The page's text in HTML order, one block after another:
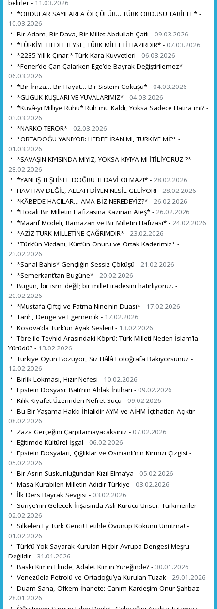
belirler - 11.03.2026
*ORDULAR SAYILARLA ÖLÇÜLÜR… TÜRK ORDUSU TARİHLE* -
10.03.2026
Bir Adam, Bir Dava, Bir Millet Abdullah Çatlı - 09.03.2026
*TÜRKİYE HEDEFTEYSE, TÜRK MİLLETİ HAZIRDIR* - 07.03.2026
*2235 Yıllık Çınar:* Türk Kara Kuvvetleri - 06.03.2026
*Fener’de Çan Çalarken Ege’de Bayrak Değiştirilemez* -
06.03.2026
*Bir İmza… Bir Hayat… Bir Sistem Çöküşü* - 04.03.2026
*GUGUK KUŞLARI VE YUVALARIMIZ* - 04.03.2026
*Kuvâ-yi Milliye Ruhu* Ruh mu Kaldı, Yoksa Sadece Hatıra mı? -
03.03.2026
*NARKO-TERÖR* - 02.03.2026
*ORTADOĞU YANIYOR: HEDEF İRAN MI, TÜRKİYE Mİ?* -
01.03.2026
*SAVAŞIN KIYISINDA MIYIZ, YOKSA KIYIYA MI İTİLİYORUZ ?* -
28.02.2026
*YANLIŞ TEŞHİSLE DOĞRU TEDAVİ OLMAZ!* - 28.02.2026
HAV HAV DEĞİL, ALLAH DİYEN NESİL GELİYOR! - 28.02.2026
*KÂBE’DE HACILAR… AMA BİZ NEREDEYİZ?* - 26.02.2026
*Hocalı Bir Milletin Hafızasına Kazınan Ateş* - 26.02.2026
*Maarif Modeli, Ramazan ve Bir Milletin Hafızası* - 24.02.2026
*AZİZ TÜRK MİLLETİNE ÇAĞRIMDIR* - 23.02.2026
*Türk’ün Vicdanı, Kürt’ün Onuru ve Ortak Kaderimiz* -
23.02.2026
*Sanal Bahis* Gençliğin Sessiz Çöküşü - 21.02.2026
*Semerkant’tan Bugüne* - 20.02.2026
Bugün, bir ismi değil; bir millet iradesini hatırlıyoruz. -
20.02.2026
*Mustafa Çiftçi ve Fatma Nine’nin Duası* - 17.02.2026
Tarih, Denge ve Egemenlik - 17.02.2026
Kosova’da Türk’ün Ayak Sesleri! - 13.02.2026
Töre ile Tevhid Arasındaki Köprü: Türk Milleti Neden İslam’la
Yürüdü? - 13.02.2026
Türkiye Oyun Bozuyor, Siz Hâlâ Fotoğrafa Bakıyorsunuz -
12.02.2026
Birlik Lokması, Hızır Nefesi - 10.02.2026
Epstein Dosyası: Batı’nın Ahlak İntiharı - 09.02.2026
Kılık Kıyafet Üzerinden Nefret Suçu - 09.02.2026
Bu Bir Yaşama Hakkı İhlalidir AYM ve AİHM İçtihatları Açıktır -
08.02.2026
Zaza Gerçeğini Çarpıtamayacaksınız - 07.02.2026
Eğitimde Kültürel İşgal - 06.02.2026
Epstein Dosyaları, Çığlıklar ve Osmanlı’nın Kırmızı Çizgisi -
05.02.2026
Bir Asrın Suskunluğundan Kızıl Elma’ya - 05.02.2026
Masa Kurabilen Milletin Adıdır Türkiye - 03.02.2026
İlk Ders Bayrak Sevgisi - 03.02.2026
Suriye’nin Gelecek İnşasında Asli Kurucu Unsur: Türkmenler -
02.02.2026
Silkelen Ey Türk Genci! Fetihle Övünüp Kökünü Unutma! -
01.02.2026
Türk’ü Yok Sayarak Kurulan Hiçbir Avrupa Dengesi Meşru
Değildir - 31.01.2026
Baskı Kimin Elinde, Adalet Kimin Yüreğinde? - 30.01.2026
Venezüela Petrolü ve Ortadoğu’ya Kurulan Tuzak - 29.01.2026
Duam Sana, Öfkem İhanete: Canım Kardeşim Onur Şahbaz -
28.01.2026